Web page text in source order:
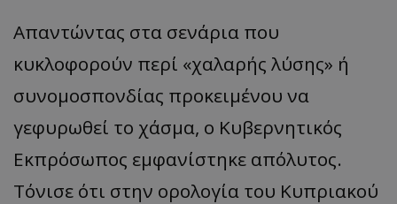
​Απαντώντας στα σενάρια που
κυκλοφορούν περί «χαλαρής λύσης» ή
συνομοσπονδίας προκειμένου να
γεφυρωθεί το χάσμα, ο Κυβερνητικός
Εκπρόσωπος εμφανίστηκε απόλυτος.
Τόνισε ότι στην ορολογία του Κυπριακού